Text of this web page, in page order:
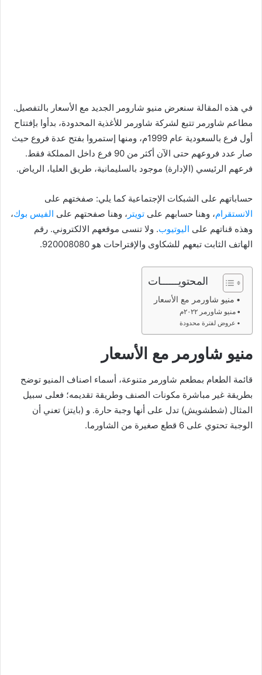
في هذه المقالة سنعرض منيو شارومر الجديد مع الأسعار بالتفصيل.
مطاعم شاورمر تتبع لشركة شاورمر للأغذية المحدودة، بدأوا بإفتتاح
أول فرع بالسعودية عام 1999م، ومنها إستمروا بفتح عدة فروع حيث
صار عدد فروعهم حتى الآن أكثر من 90 فرع داخل المملكة فقط.
فرعهم الرئيسي (الإدارة) موجود بالسليمانية، طريق العليا، الرياض.
حساباتهم على الشبكات الإجتماعية كما يلي: صفختهم على
الانستقرام، وهنا حسابهم على تويتر ، وهنا صفحتهم على الفيس بوك،
وهذه قناتهم على اليوتيوب. ولا تنسى موقعهم الالكتروني. رقم
الهاتف الثابت تبعهم للشكاوى والإقتراحات هو 920008080.
المحتويــــــات
منيو شاورمر مع الأسعار
منيو شاورمر ٢٠٢٢م
عروض لفترة محدودة
منيو شاورمر مع الأسعار
قائمة الطعام بمطعم شاورمر متنوعة، أسماء اصناف المنيو توضح
بطريقة غير مباشرة مكونات الصنف وطريقة تقديمه؛ فعلى سبيل
المثال (شطشويش) تدل على أنها وجبة حارة. و (بايتز) تعني أن
الوجبة تحتوي على 6 قطع صغيرة من الشاورما.